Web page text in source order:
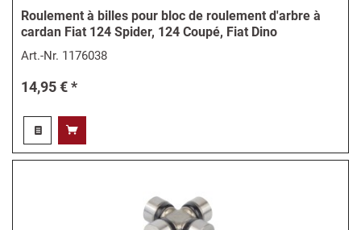
Roulement à billes pour bloc de roulement d'arbre à
cardan Fiat 124 Spider, 124 Coupé, Fiat Dino
Art.-Nr. 1176038
14,95 € *